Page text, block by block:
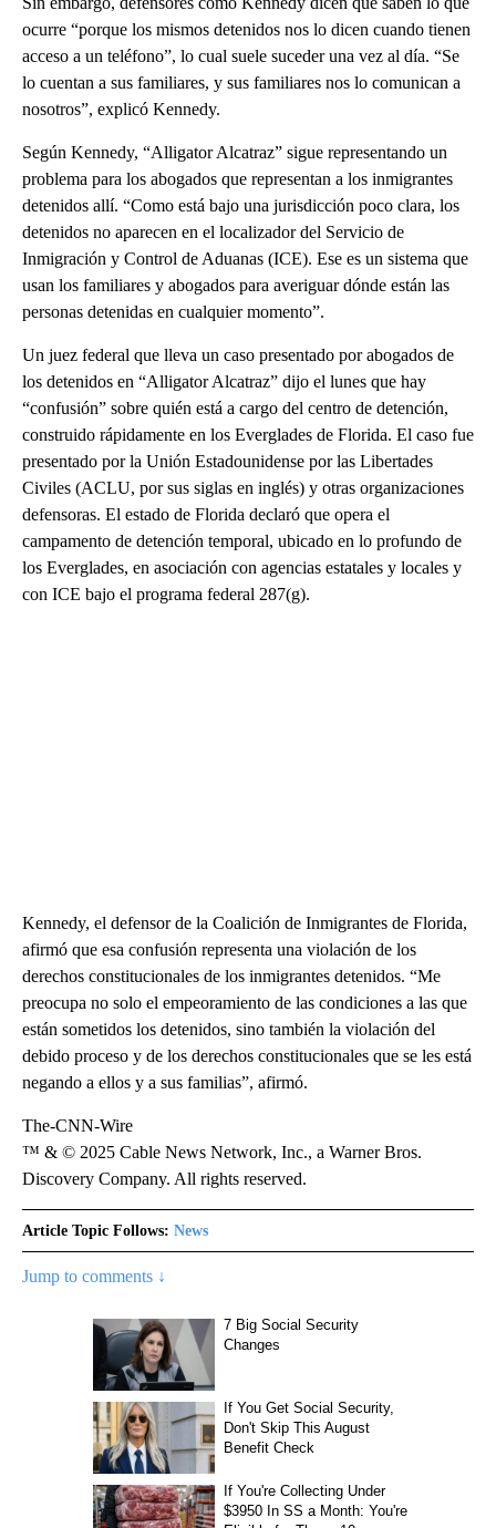
ocurre “porque los mismos detenidos nos lo dicen cuando tienen
acceso a un teléfono”, lo cual suele suceder una vez al día. “Se
lo cuentan a sus familiares, y sus familiares nos lo comunican a
nosotros”, explicó Kennedy.
Según Kennedy, “Alligator Alcatraz” sigue representando un
problema para los abogados que representan a los inmigrantes
detenidos allí. “Como está bajo una jurisdicción poco clara, los
detenidos no aparecen en el localizador del Servicio de
Inmigración y Control de Aduanas (ICE). Ese es un sistema que
usan los familiares y abogados para averiguar dónde están las
personas detenidas en cualquier momento”.
Un juez federal que lleva un caso presentado por abogados de
los detenidos en “Alligator Alcatraz” dijo el lunes que hay
“confusión” sobre quién está a cargo del centro de detención,
construido rápidamente en los Everglades de Florida. El caso fue
presentado por la Unión Estadounidense por las Libertades
Civiles (ACLU, por sus siglas en inglés) y otras organizaciones
defensoras. El estado de Florida declaró que opera el
campamento de detención temporal, ubicado en lo profundo de
los Everglades, en asociación con agencias estatales y locales y
con ICE bajo el programa federal 287(g).
Kennedy, el defensor de la Coalición de Inmigrantes de Florida,
afirmó que esa confusión representa una violación de los
derechos constitucionales de los inmigrantes detenidos. “Me
preocupa no solo el empeoramiento de las condiciones a las que
están sometidos los detenidos, sino también la violación del
debido proceso y de los derechos constitucionales que se les está
negando a ellos y a sus familias”, afirmó.
The-CNN-Wire
™ & © 2025 Cable News Network, Inc., a Warner Bros.
Discovery Company. All rights reserved.
Article Topic Follows: News
Jump to comments ↓